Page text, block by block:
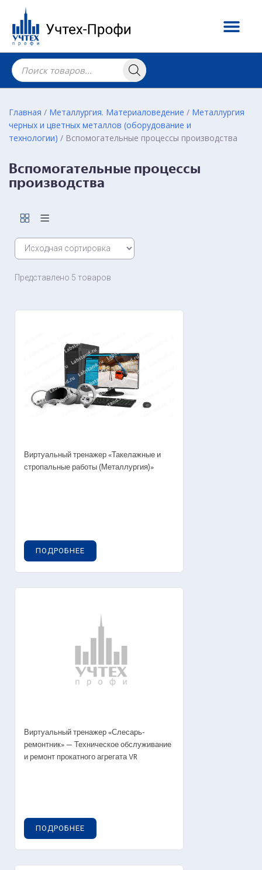
Главная / Металлургия. Материаловедение / Металлургия
черных и цветных металлов (оборудование и
технологии) / Вспомогательные процессы производства
Вспомогательные процессы
производства
Представлено 5 товаров
Виртуальный тренажер «Такелажные и
стропальные работы (Металлургия)»
ПОДРОБНЕЕ
Виртуальный тренажер «Слесарь-
ремонтник» — Техническое обслуживание
и ремонт прокатного агрегата VR
ПОДРОБНЕЕ